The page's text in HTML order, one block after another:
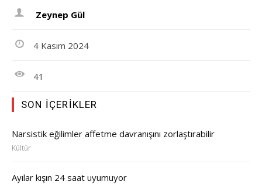
Zeynep Gül
4 Kasım 2024
41
SON İÇERIKLER
Narsistik eğilimler affetme davranışını zorlaştırabilir
Kültür
Ayılar kışın 24 saat uyumuyor